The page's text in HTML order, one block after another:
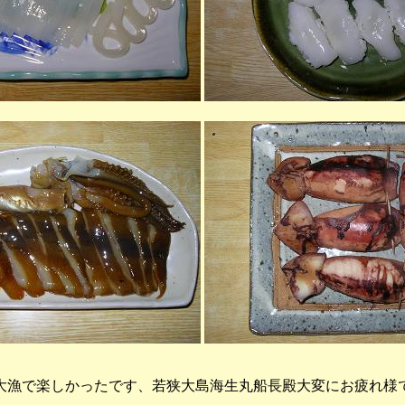
漁で楽しかったです、若狭大島海生丸船長殿大変にお疲れ様